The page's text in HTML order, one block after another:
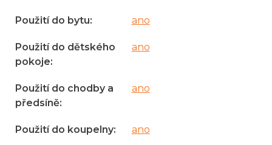
Použití do bytu: ano
Použití do dětského
pokoje:
ano
Použití do chodby a
předsíně:
ano
Použití do koupelny: ano